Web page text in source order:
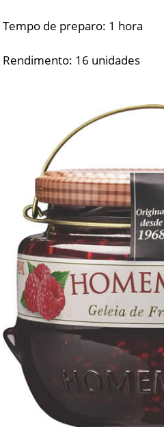
Tempo de preparo: 1 hora
Rendimento: 16 unidades